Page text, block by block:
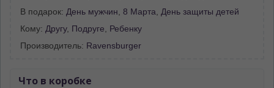
В подарок: День мужчин 8 Марта
День защиты детей
Кому: Другу, Подруге
Ребенку
Производитель: Ravensburger
Что в коробке